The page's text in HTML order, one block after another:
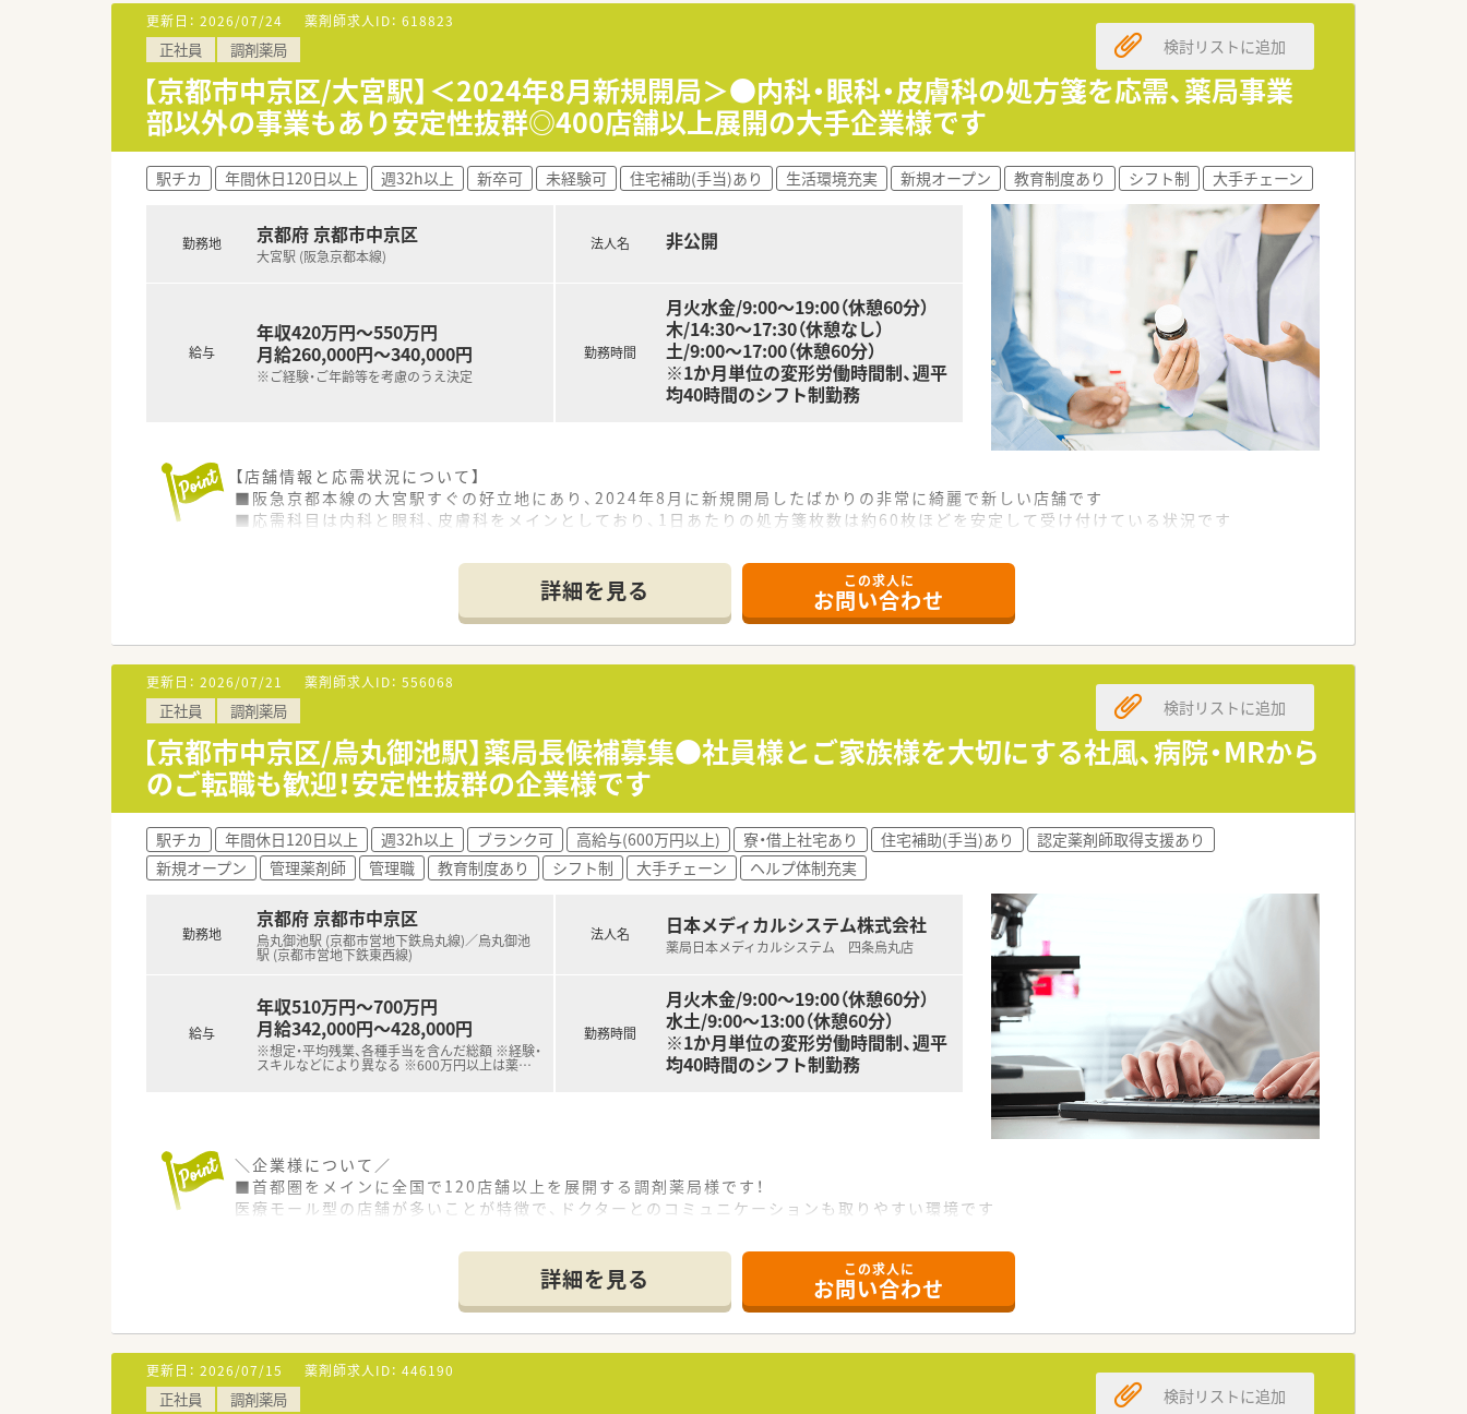
更新日： 2026/07/24 薬剤師求人ID： 618823
正社員 調剤薬局
【京都市中京区/大宮駅】＜2024年8月新規開局＞●内科・眼科・皮膚科の処方箋を応需、薬局事業
部以外の事業もあり安定性抜群◎400店舗以上展開の大手企業様です
検討リストに追加
駅チカ 年間休日120日以上 週32h以上 新卒可 未経験可 住宅補助(手当)あり 生活環境充実 新規オープン 教育制度あり シフト制 大手チェーン
勤務地 京都府 京都市中京区
大宮駅 (阪急京都本線)
給与
年収420万円～550万円
月給260,000円～340,000円
※ご経験・ご年齢等を考慮のうえ決定
法人名 非公開
勤務時間
月火水金/9:00～19:00（休憩60分）
木/14:30～17:30（休憩なし）
土/9:00～17:00（休憩60分）
※1か月単位の変形労働時間制、週平
均40時間のシフト制勤務
【店舗情報と応需状況について】
■阪急京都本線の大宮駅すぐの好立地にあり、2024年8月に新規開局したばかりの非常に綺麗で新しい店舗です
■応需科目は内科と眼科、皮膚科をメインとしており、1日あたりの処方箋枚数は約60枚ほどを安定して受け付けている状況です
■週40時間のシフト制を採用しており、残業は月平均10時間から15時間程度と少なめで仕事終わりの私生活も大切にできます
■1分単位で残業代が全額支給される仕組みが整っており、働いた分だけしっかりと評価される透明性の高い労働環境が魅力です
■産休や育休からの復帰実績は93パーセントと非常に高く、時短勤務制度も利用できるため子育て中の方も安心して働けます
【想定される業務内容】
■調剤業務や服薬指導、監査といった基本的な薬局業務に加え、最新の過誤防止システムを用いた安全な調剤の実践をお願いします
■電子薬歴システムの操作や、電話やLINEを活用した服薬フォローアップ業務など、患者様に寄り添うきめ細かな対応を重視します
■複数の医療機関からの処方箋を応需しているため、幅広い診療科目の知識を学びながら薬剤師としてのスキルを磨くことが可能です
【職場環境と雰囲気】
■新入社員の約8割が雰囲気の良さを入社理由に挙げており、風通しが良くベテランから若手までお互いに相談しやすい職場環境です
■薬剤師の平均年齢は37歳と経験豊富な社員が多く在籍しているため、実務上の悩みも共有しやすく周囲のフォロー体制も万全です
■全店舗に調剤過誤防止システムを導入するなど、ハード面での安全対策にも注力しているため安心して日々の業務に専念できます
詳細を見る この求人に
お問い合わせ
更新日： 2026/07/21 薬剤師求人ID： 556068
正社員 調剤薬局
【京都市中京区/烏丸御池駅】薬局長候補募集●社員様とご家族様を大切にする社風、病院・MRから
のご転職も歓迎！安定性抜群の企業様です
検討リストに追加
駅チカ 年間休日120日以上 週32h以上 ブランク可 高給与(600万円以上) 寮・借上社宅あり 住宅補助(手当)あり
認定薬剤師取得支援あり
新規オープン
管理薬剤師 管理職 教育制度あり シフト制 大手チェーン ヘルプ体制充実
勤務地
京都府 京都市中京区
烏丸御池駅 (京都市営地下鉄烏丸線)／烏丸御池
駅 (京都市営地下鉄東西線)
給与
年収510万円～700万円
月給342,000円～428,000円
※想定・平均残業、各種手当を含んだ総額 ※経験・
スキルなどにより異なる ※600万円以上は薬…
法人名 日本メディカルシステム株式会社
薬局日本メディカルシステム 四条烏丸店
勤務時間
月火木金/9:00～19:00（休憩60分）
水土/9:00～13:00（休憩60分）
※1か月単位の変形労働時間制、週平
均40時間のシフト制勤務
＼企業様について／
■首都圏をメインに全国で120店舗以上を展開する調剤薬局様です！
医療モール型の店舗が多いことが特徴で、ドクターとのコミュニケーションも取りやすい環境です
その中でも無借金経営を続けられているため安心してお勤め頂ける企業様です！
■社員様とそのご家族様も大切にする、というお考えがございますので、長くお勤めされたい方にもピッタリです
■年間休日122日！長期休暇取得や有給休暇取得推進制度がありますのでプライベートを大切にしたい方にもオススメ！
■育休は3年間取得が可能で、時短制度はお子様が小学校6年生までと長め！
男性の育休取得実績もございます◎
詳細を見る この求人に
お問い合わせ
更新日： 2026/07/15 薬剤師求人ID： 446190
正社員 調剤薬局 検討リストに追加